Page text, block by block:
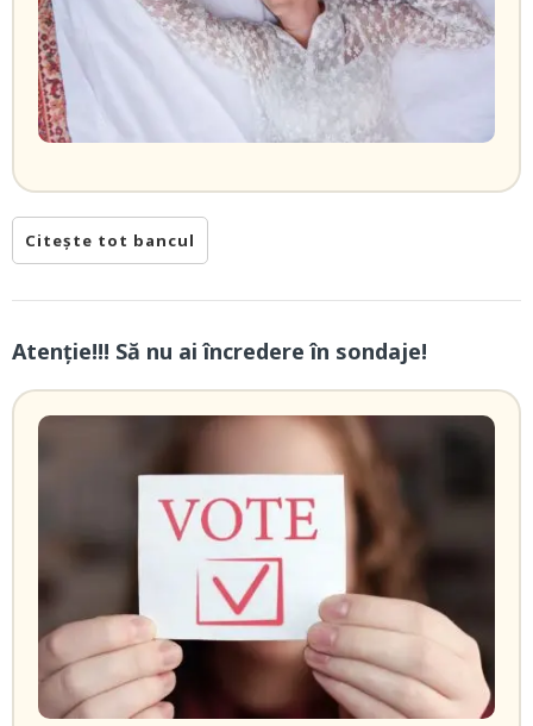
Citește tot bancul
Atenție!!! Să nu ai încredere în sondaje!